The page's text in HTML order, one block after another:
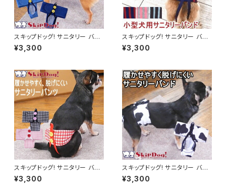
スキップドッグ! サニタリー バン
ド デニム 犬 小型犬 パンツ マナ
ー 女の子 サニタリーパンツ チ
¥3,300
スキップドッグ! サニタリー バン
ド ボーダー 犬 小型犬 パンツ
マナー 女の子 サニタリーパンツ
¥3,300
スキップドッグ! サニタリー バン
ド ギンガムチェック 犬 パンツ マ
ナー 女の子 サニタリーパンツ
¥3,300
スキップドッグ! サニタリー バン
ド 牛柄 犬 パンツ マナー 女の
子 サニタリーパンツ チワワ おむ
¥3,300